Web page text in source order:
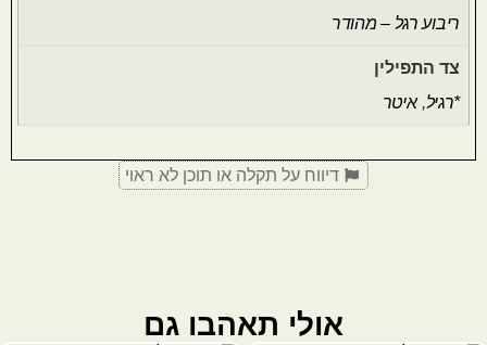
ריבוע רגל – מהודר
צד התפילין
*רגיל,איטר
דיווח על תקלה או תוכן לא ראוי
אולי תאהבו גם